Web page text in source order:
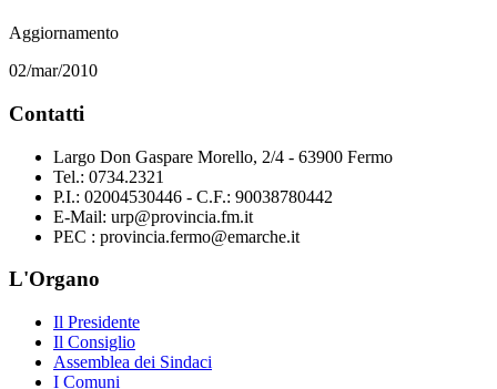
Aggiornamento
02/mar/2010
Contatti
Largo Don Gaspare Morello, 2/4 - 63900 Fermo
Tel.: 0734.2321
P.I.: 02004530446 - C.F.: 90038780442
E-Mail: urp@provincia.fm.it
PEC : provincia.fermo@emarche.it
L'Organo
Il Presidente
Il Consiglio
Assemblea dei Sindaci
I Comuni